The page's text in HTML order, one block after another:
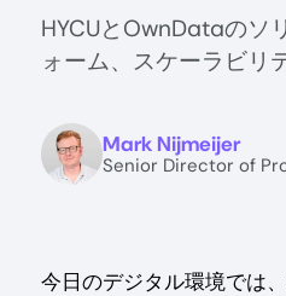
HYCUとOwnDataのソ
ォーム、スケーラビリ
ImageMark Nijmeijer
Senior Director of
今日のデジタル環境では